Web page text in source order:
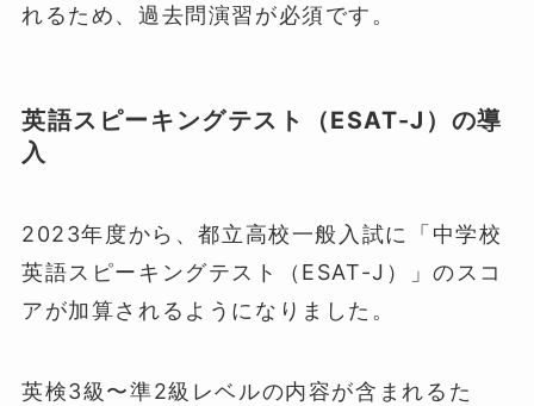
れるため、過去問演習が必須です。
英語スピーキングテスト（ESAT-J）の導
入
2023年度から、都立高校一般入試に「中学校
英語スピーキングテスト（ESAT-J）」のスコ
アが加算されるようになりました。
英検3級〜準2級レベルの内容が含まれるた